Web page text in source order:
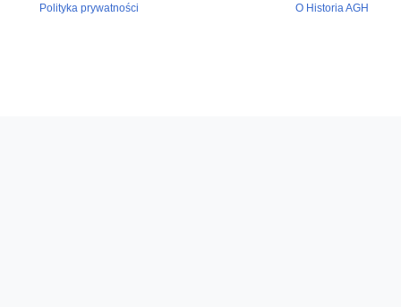
Polityka prywatności O Historia AGH